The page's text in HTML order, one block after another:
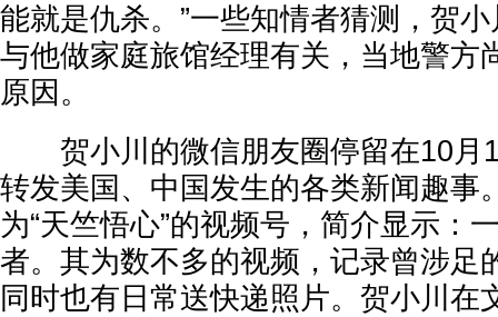
能就是仇杀。”一些知情者猜测，贺
与他做家庭旅馆经理有关，当地警方
原因。
贺小川的微信朋友圈停留在10月
转发美国、中国发生的各类新闻趣事
为“天竺悟心”的视频号，简介显示：
者。其为数不多的视频，记录曾涉足
同时也有日常送快递照片。贺小川在